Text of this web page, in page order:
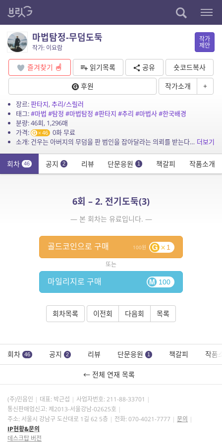
마법탐정-무덤도둑
작가: 이요람
작가
제안
즐겨찾기 읽기목록 공유
숏코드복사
후원
작가소개 +
장르:판타지,추리/스릴러
태그:#마법 #탐정 #마법탐정 #판타지 #추리 #마법사#한국배경
분량: 46회, 1,296매
가격:
46
0화 무료
소개: 건우는 아버지의 무덤을 판 범인을 잡아달라는 의뢰를 받는다. 도진은 구미호의 짓이라 추정하지만 건우는 단호히 그들의 짓은 아니라고 답하는데…. 과연 무덤을 파헤친 범인은... 더보기
회차 46 공지 2 리뷰 단문응원 1 책갈피 작품소개
6회 – 2. 전기도둑(3)
— 본 회차는 유료입니다. —
100 1
골드코인으로 구매
또는
100
마일리지로 구매
회차목록 이전회 다음회 목록
회차 46 공지 2 리뷰 단문응원 1 책갈피 작품
← 전체 연재 목록
(주)민음인 대표: 박근섭 사업자번호: 211-88-33701
통신판매업신고: 제2013-서울강남-02625호
주소: 서울시 강남구 도산대로 1길 62 5층
전화: 070-4021-7777
문의
IP현황&문의
데스크탑 버전